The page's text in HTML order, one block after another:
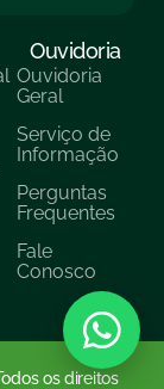
Ouvidoria
Ouvidoria
Geral
Serviço de
Informação
Perguntas
Frequentes
Fale
Conosco
os direitos